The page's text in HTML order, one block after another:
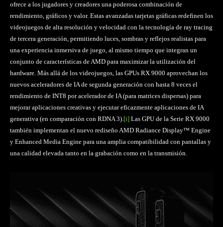
ofrece a los jugadores y creadores una poderosa combinación de
rendimiento, gráficos y valor. Estas avanzadas tarjetas gráficas redefinen los
videojuegos de alta resolución y velocidad con la tecnología de ray tracing
de tercera generación, permitiendo luces, sombras y reflejos realistas para
una experiencia inmersiva de juego, al mismo tiempo que integran un
conjunto de características de AMD para maximizar la utilización del
hardware. Más allá de los videojuegos, las GPUs RX 9000 aprovechan los
nuevos aceleradores de IA de segunda generación con hasta 8 veces el
rendimiento de INT8 por acelerador de IA (para matrices dispersas) para
mejorar aplicaciones creativas y ejecutar eficazmente aplicaciones de IA
generativa (en comparación con RDNA 3).[i] Las GPU de la Serie RX 9000
también implementan el nuevo rediseño AMD Radiance Display™ Engine
y Enhanced Media Engine para una amplia compatibilidad con pantallas y
una calidad elevada tanto en la grabación como en la transmisión.